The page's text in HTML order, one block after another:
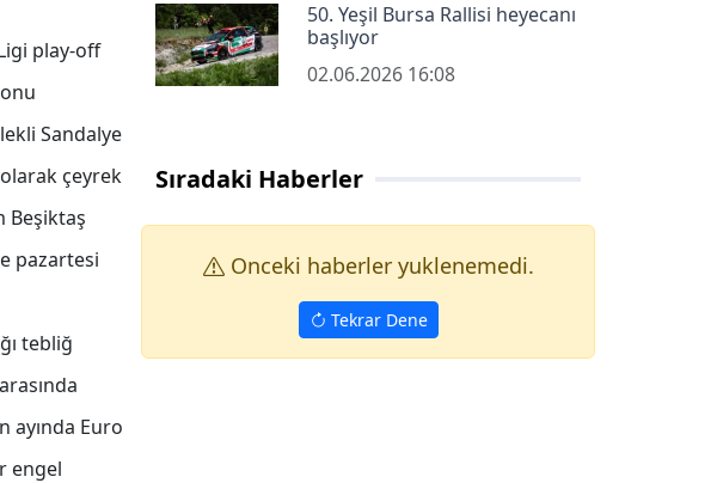
play-off
Sandalye
olarak çeyrek
Beşiktaş
pazartesi
tebliğ
ayında Euro
engel
50. Yeşil Bursa Rallisi heyecanı
başlıyor
02.06.2026 16:08
Sıradaki Haberler
Onceki haberler yuklenemedi.
Tekrar Dene